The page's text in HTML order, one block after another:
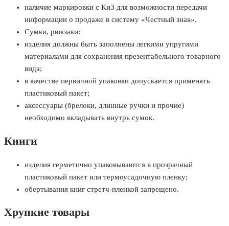
наличие маркировки с КиЗ для возможности передачи
информации о продаже в систему «Честный знак».
Сумки, рюкзаки:
изделия должны быть заполнены легкими упругими
материалами для сохранения презентабельного товарного
вида;
в качестве первичной упаковки допускается применять
пластиковый пакет;
аксессуары (брелоки, длинные ручки и прочие)
необходимо вкладывать внутрь сумок.
Книги
изделия герметично упаковываются в прозрачный
пластиковый пакет или термоусадочную пленку;
обертывания книг стретч-пленкой запрещено.
Хрупкие товары